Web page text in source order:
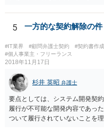
補償し、その補償分を損害とし
しょう。
5 一方的な契約解除の件
#IT業界 #顧問弁護士契約
#契約書作
#個人事業主・フリーランス
2018年11月17日
杉井 英昭 弁護士
要点としては、システム開発契
履行が不可能な開発内容であっ
ついて履行されていないことを